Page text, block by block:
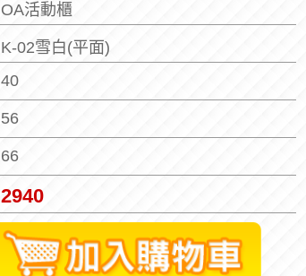
OA活動櫃
K-02雪白(平面)
40
56
66
2940